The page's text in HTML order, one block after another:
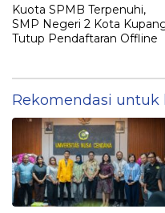
Tanpa Perpeloncoan
Kuota SPMB Terpenuhi,
SMP Negeri 2 Kota
Tutup Pendaftaran Offline
Rekomendasi untuk